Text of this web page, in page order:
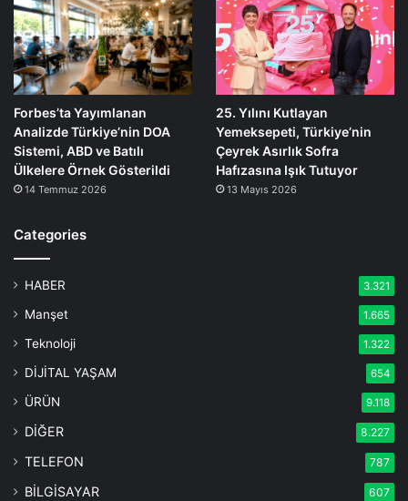
Forbes’ta Yayımlanan
Analizde Türkiye’nin DOA
Sistemi, ABD ve Batılı
Ülkelere Örnek Gösterildi
14 Temmuz 2026
25. Yılını Kutlayan
Yemeksepeti, Türkiye’nin
Çeyrek Asırlık Sofra
Hafızasına Işık Tutuyor
13 Mayıs 2026
Categories
HABER 3.321
Manşet 1.665
Teknoloji 1.322
DİJİTAL YAŞAM 654
ÜRÜN 9.118
DİĞER 8.227
TELEFON 787
BİLGİSAYAR 607